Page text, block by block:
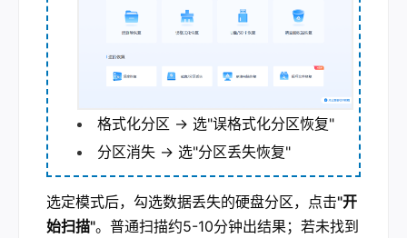
格式化分区 → 选"误格式化分区恢复"
分区消失 → 选"分区丢失恢复"
选定模式后，勾选数据丢失的硬盘分区，点击"开
始扫描"。普通扫描约5-10分钟出结果；若未找到